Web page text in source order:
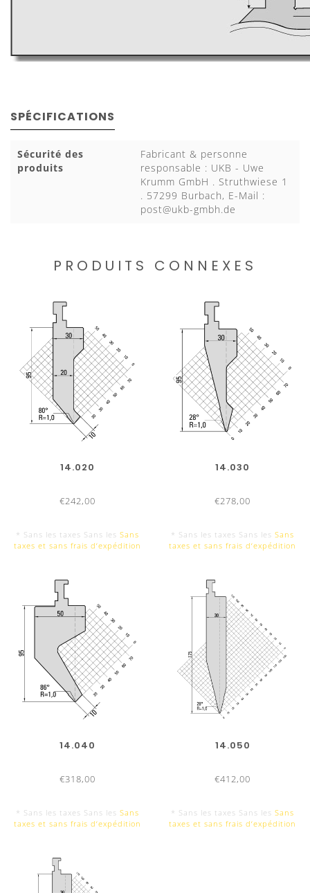
SPÉCIFICATIONS
Sécurité des
produits
Fabricant & personne
responsable : UKB - Uwe
Krumm GmbH . Struthwiese 1
. 57299 Burbach, E-Mail :
post@ukb-gmbh.de
PRODUITS CONNEXES
14.020
€242,00
* Sans les taxes Sans les Sans
taxes et sans frais d‘expédition
14.030
€278,00
* Sans les taxes Sans les Sans
taxes et sans frais d‘expédition
14.040
€318,00
* Sans les taxes Sans les Sans
taxes et sans frais d‘expédition
14.050
€412,00
* Sans les taxes Sans les Sans
taxes et sans frais d‘expédition